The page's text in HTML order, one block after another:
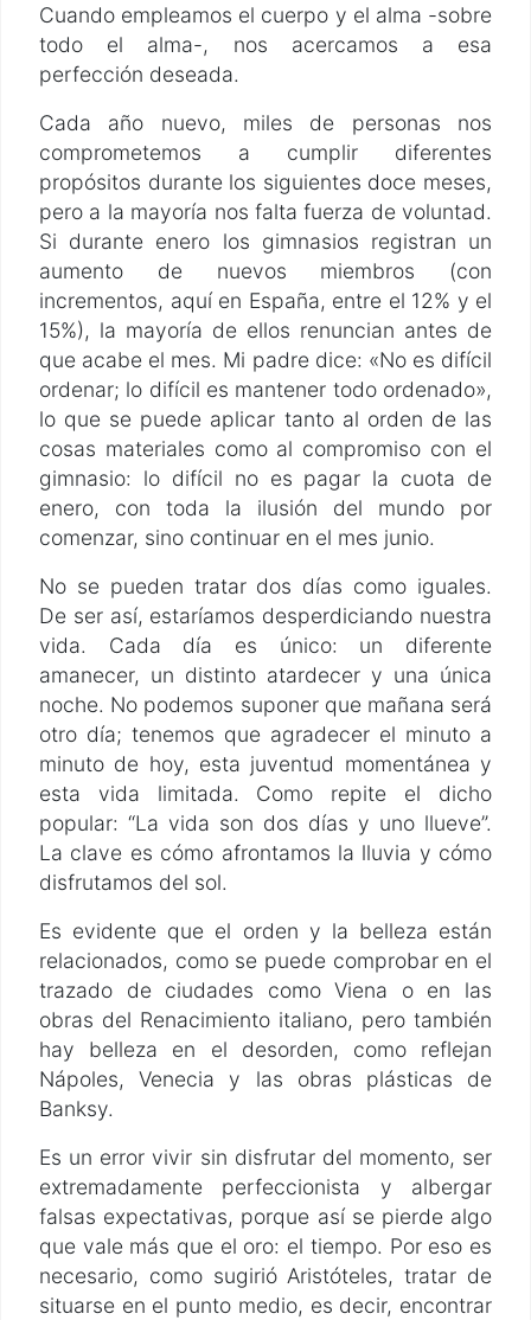
Cuando empleamos el cuerpo y el alma -sobre
todo el alma-, nos acercamos a esa
perfección deseada.
Cada año nuevo, miles de personas nos
comprometemos a cumplir diferentes
propósitos durante los siguientes doce meses,
pero a la mayoría nos falta fuerza de voluntad.
Si durante enero los gimnasios registran un
aumento de nuevos miembros (con
incrementos, aquí en España, entre el 12% y el
15%), la mayoría de ellos renuncian antes de
que acabe el mes. Mi padre dice: «No es difícil
ordenar; lo difícil es mantener todo ordenado»,
lo que se puede aplicar tanto al orden de las
cosas materiales como al compromiso con el
gimnasio: lo difícil no es pagar la cuota de
enero, con toda la ilusión del mundo por
comenzar, sino continuar en el mes junio.
No se pueden tratar dos días como iguales.
De ser así, estaríamos desperdiciando nuestra
vida. Cada día es único: un diferente
amanecer, un distinto atardecer y una única
noche. No podemos suponer que mañana será
otro día; tenemos que agradecer el minuto a
minuto de hoy, esta juventud momentánea y
esta vida limitada. Como repite el dicho
popular: “La vida son dos días y uno llueve”.
La clave es cómo afrontamos la lluvia y cómo
disfrutamos del sol.
Es evidente que el orden y la belleza están
relacionados, como se puede comprobar en el
trazado de ciudades como Viena o en las
obras del Renacimiento italiano, pero también
hay belleza en el desorden, como reflejan
Nápoles, Venecia y las obras plásticas de
Banksy.
Es un error vivir sin disfrutar del momento, ser
extremadamente perfeccionista y albergar
falsas expectativas, porque así se pierde algo
que vale más que el oro: el tiempo. Por eso es
necesario, como sugirió Aristóteles, tratar de
situarse en el punto medio, es decir, encontrar